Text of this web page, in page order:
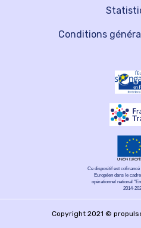
Conditions
Ce dispositif est cofinancé
Européen dans le
opérationnel national
2014-
Copyright 2021 © propulsé